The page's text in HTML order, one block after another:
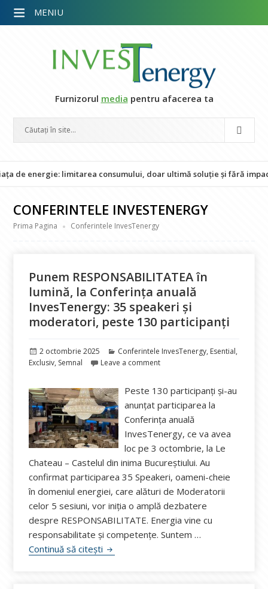
Furnizorul media pentru afacerea ta
limitarea consumului, doar ultimă soluție și fără impact
CONFERINTELE INVESTENERGY
Prima Pagina Conferintele InvesTenergy
Punem RESPONSABILITATEA în
lumină, la Conferința anuală
InvesTenergy: 35 speakeri și
moderatori, peste 130 participanți
Publicat
pe
2 octombrie 2025 Categorii
Conferintele InvesTenergy, Esential,
Exclusiv, Semnal Leave a comment
Peste 130 participanți și-au
anunțat participarea la
Conferința anuală
InvesTenergy, ce va avea
loc pe 3 octombrie, la Le
Chateau – Castelul din inima Bucureștiului. Au
confirmat participarea 35 Speakeri, oameni-cheie
în domeniul energiei, care alături de Moderatorii
celor 5 sesiuni, vor iniția o amplă dezbatere
despre RESPONSABILITATE. Energia vine cu
responsabilitate și competențe. Suntem …
Continuă să citești Punem RESPONSABILITATEA în
MENIU